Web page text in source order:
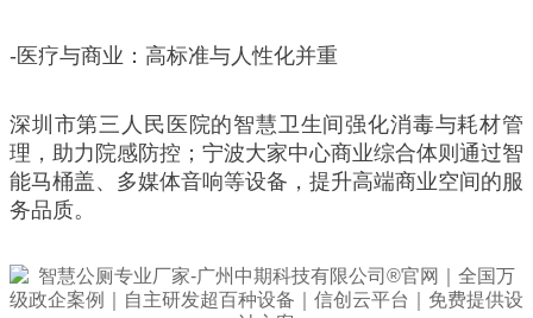
-医疗与商业：高标准与人性化并重
深圳市第三人民医院的智慧卫生间强化消毒与耗材管
理，助力院感防控；宁波大家中心商业综合体则通过智
能马桶盖、多媒体音响等设备，提升高端商业空间的服
务品质。